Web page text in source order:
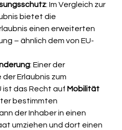
: Im Vergleich zur
bietet die
einen erweiterten
– ähnlich dem von EU-
: Einer der
Erlaubnis zum
ist das Recht auf Mobilität
bestimmten
der Inhaber in einen
umziehen und dort einen